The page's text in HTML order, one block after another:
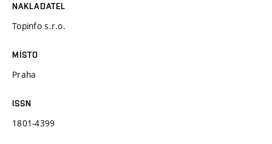
NAKLADATEL
Topinfo s.r.o.
MÍSTO
Praha
ISSN
1801-4399